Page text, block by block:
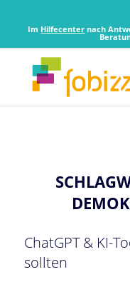
Im Hilfecenter nach
ChatGPT & KI-
sollten